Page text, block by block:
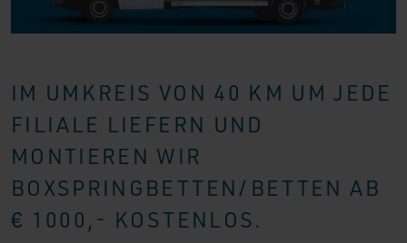
IM UMKREIS VON 40 KM UM JEDE
FILIALE LIEFERN UND
MONTIEREN WIR
BOXSPRINGBETTEN/BETTEN AB
€ 1000,- KOSTENLOS.